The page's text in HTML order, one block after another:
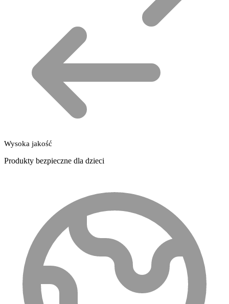
Wysoka jakość
Produkty bezpieczne dla dzieci